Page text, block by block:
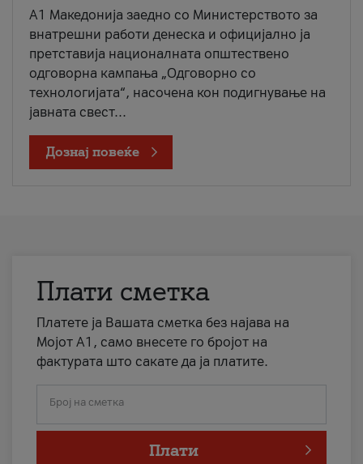
A1 Македонија заедно со Министерството за
внатрешни работи денеска и официјално ја
претставија националната општествено
одговорна кампања „Одговорно со
технологијата“, насочена кон подигнување на
јавната свест...
Дознај повеќе
Плати сметка
Платете ја Вашата сметка без најава на
Мојот А1, само внесете го бројот на
фактурата што сакате да ја платите.
Број на сметка
Плати